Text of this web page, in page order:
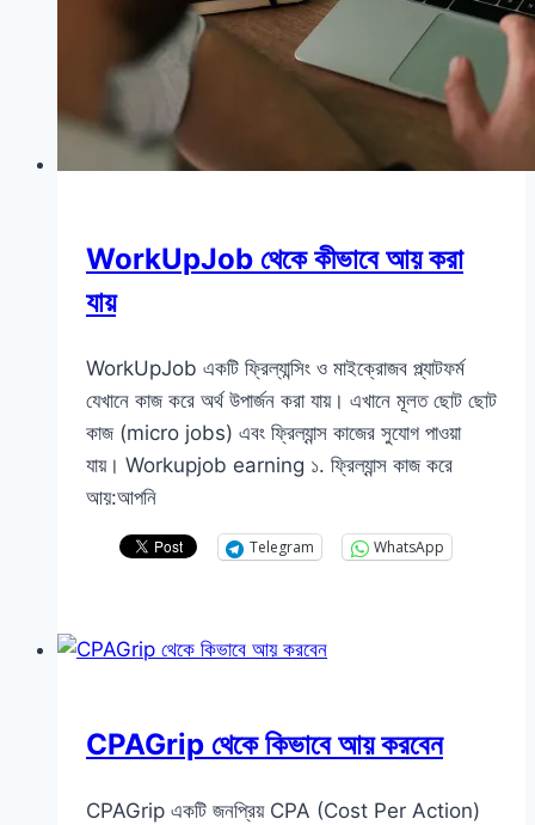
WorkUpJob থেকে কীভাবে আয় করা
যায়
WorkUpJob একটি ফ্রিল্যান্সিং ও মাইক্রোজব প্ল্যাটফর্ম
যেখানে কাজ করে অর্থ উপার্জন করা যায়। এখানে মূলত ছোট ছোট
কাজ (micro jobs) এবং ফ্রিল্যান্স কাজের সুযোগ পাওয়া
যায়। Workupjob earning ১. ফ্রিল্যান্স কাজ করে
আয়:আপনি
Telegram WhatsApp
CPAGrip থেকে কিভাবে আয় করবেন
CPAGrip একটি জনপ্রিয় CPA (Cost Per Action)